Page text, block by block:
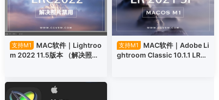
支持M1
MAC软件｜Lightroo
m 2022 11.5版本 （解决照片
支持M1
MAC软件｜Adobe Li
ghtroom Classic 10.1.1 LR20